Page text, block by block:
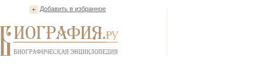
Добавить в избранное